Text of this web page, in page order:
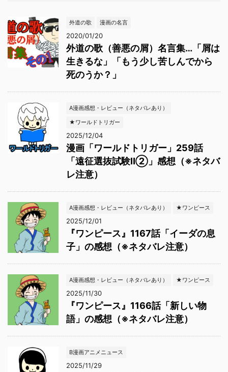
外道の歌 漫画の名言
2020/01/20
外道の歌（善悪の屑）名言集…「屑は
生きるな」「もう少し苦しんでから
死のうか？」
A漫画感想・レビュー（ネタバレあり）
★ワールドトリガー
2025/12/04
漫画「ワールドトリガー」259話
「遠征選抜試験Ⅱ②」感想（※ネタバ
レ注意）
A漫画感想・レビュー（ネタバレあり） ★ワンピース
2025/12/01
『ワンピース』1167話「イーダの息
子」の感想（※ネタバレ注意）
A漫画感想・レビュー（ネタバレあり） ★ワンピース
2025/11/30
『ワンピース』1166話「新しい物
語」の感想（※ネタバレ注意）
B漫画アニメニュース
2025/11/29